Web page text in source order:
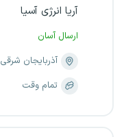
آریا انرژی آسیا
ارسال آسان
آذربایجان شرقی
تمام وقت